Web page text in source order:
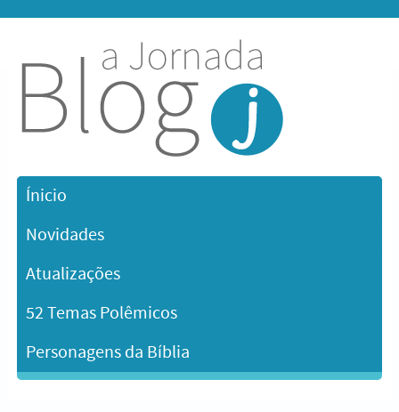
Ínicio
Novidades
Atualizações
52 Temas Polêmicos
Personagens da Bíblia